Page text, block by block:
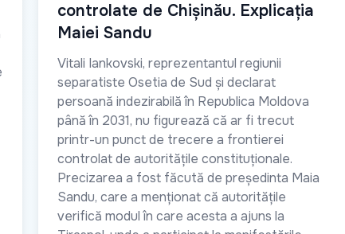
controlate de Chișinău. Explicația
Maiei Sandu
Vitali Iankovski, reprezentantul regiunii
separatiste Osetia de Sud și declarat
persoană indezirabilă în Republica Moldova
până în 2031, nu figurează că ar fi trecut
printr-un punct de trecere a frontierei
controlat de autoritățile constituționale.
Precizarea a fost făcută de președinta Maia
Sandu, care a menționat că autoritățile
verifică modul în care acesta a ajuns la